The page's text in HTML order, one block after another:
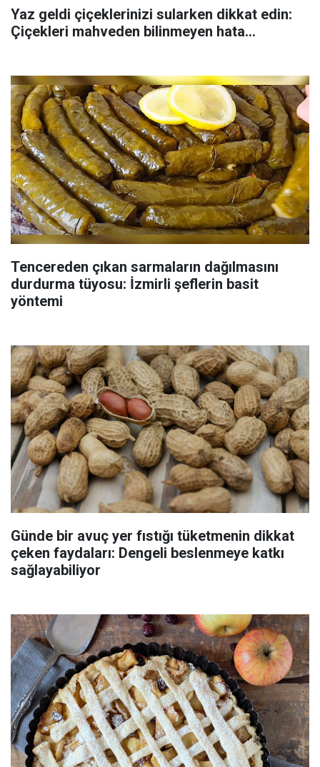
Yaz geldi çiçeklerinizi sularken dikkat edin:
Çiçekleri mahveden bilinmeyen hata...
Tencereden çıkan sarmaların dağılmasını
durdurma tüyosu: İzmirli şeflerin basit
yöntemi
Günde bir avuç yer fıstığı tüketmenin dikkat
çeken faydaları: Dengeli beslenmeye katkı
sağlayabiliyor